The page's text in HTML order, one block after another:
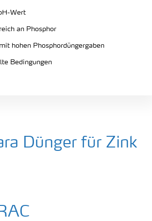
Wert
an Phosphor
hohen Phosphordüngergaben
Bedingungen
Dünger für Zink